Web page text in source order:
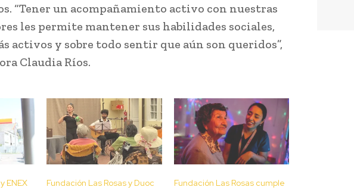
“Tener un acompañamiento activo con nuestras
les permite mantener sus habilidades sociales,
activos y sobre todo sentir que aún son queridos”,
Claudia Ríos.
ENEX
Fundación Las Rosas y Duoc
Fundación Las Rosas cumple